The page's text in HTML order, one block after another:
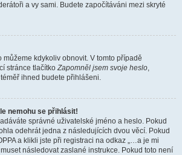
a vy sami. Budete započítáváni mezi skryté
můžeme kdykoliv obnovit. V tomto případě
stránce tlačítkoZapomněl jsem svoje heslo,
ihned budete přihlášeni.
nemohu se přihlásit!
správné uživatelské jméno a heslo. Pokud
odehrát jedna z následujících dvou věcí. Pokud
a klikli jste při registraci na odkaz „…a je mi
následovat zaslané instrukce. Pokud toto není